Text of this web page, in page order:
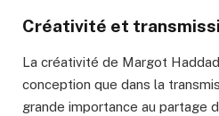
Créativité et
La créativité de Margot
conception que dans la
grande importance au partage